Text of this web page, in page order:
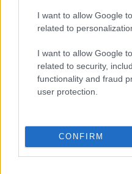
I want to allow Google
related to
I want to allow Google
related to security,
functionality and fraud
user protection.
CONFIRM
Πες
σου
40